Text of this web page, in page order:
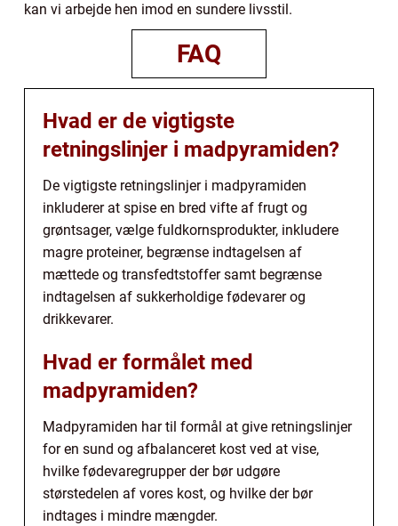
kan vi arbejde hen imod en sundere livsstil.
FAQ
Hvad er de vigtigste
retningslinjer i madpyramiden?
De vigtigste retningslinjer i madpyramiden
inkluderer at spise en bred vifte af frugt og
grøntsager, vælge fuldkornsprodukter, inkludere
magre proteiner, begrænse indtagelsen af
mættede og transfedtstoffer samt begrænse
indtagelsen af sukkerholdige fødevarer og
drikkevarer.
Hvad er formålet med
madpyramiden?
Madpyramiden har til formål at give retningslinjer
for en sund og afbalanceret kost ved at vise,
hvilke fødevaregrupper der bør udgøre
størstedelen af vores kost, og hvilke der bør
indtages i mindre mængder.